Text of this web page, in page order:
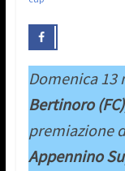
Domenica 13
Bertinoro (FC)
premiazione
Appennino